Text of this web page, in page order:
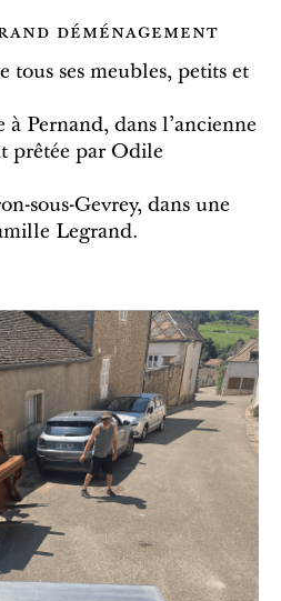
déménagement
tous ses meubles, petits et
à Pernand, dans l'ancienne
prêtée par Odile
sous-Gevrey, dans une
Legrand.